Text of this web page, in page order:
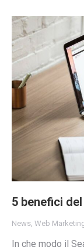
5 benefici
News Web
In che modo il